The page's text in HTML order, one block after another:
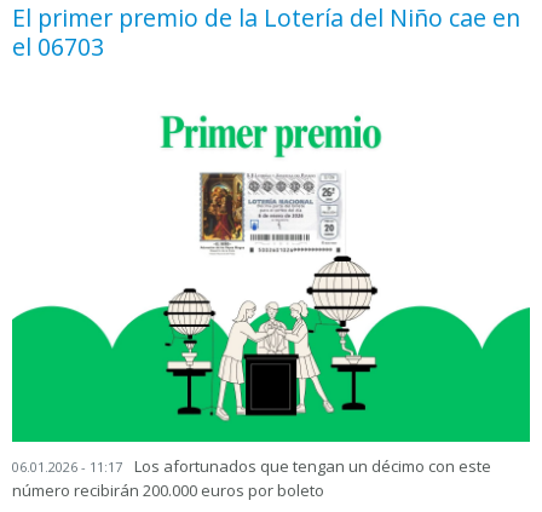
El primer premio de la Lotería del Niño cae en
el 06703
06.01.2026 - 11:17
Los afortunados que tengan un décimo con este
número recibirán 200.000 euros por boleto